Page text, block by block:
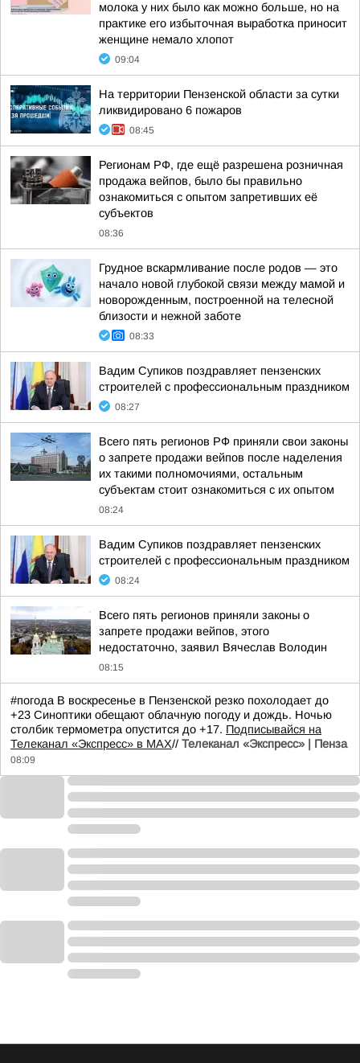
молока у них было как можно больше, но на
практике его избыточная выработка приносит
женщине немало хлопот
09:04
На территории Пензенской области за сутки
ликвидировано 6 пожаров
08:45
Регионам РФ, где ещё разрешена розничная
продажа вейпов, было бы правильно
ознакомиться с опытом запретивших её
субъектов
08:36
Грудное вскармливание после родов — это
начало новой глубокой связи между мамой и
новорожденным, построенной на телесной
близости и нежной заботе
08:33
Вадим Супиков поздравляет пензенских
строителей с профессиональным праздником
08:27
Всего пять регионов РФ приняли свои законы
о запрете продажи вейпов после наделения
их такими полномочиями, остальным
субъектам стоит ознакомиться с их опытом
08:24
Вадим Супиков поздравляет пензенских
строителей с профессиональным праздником
08:24
Всего пять регионов приняли законы о
запрете продажи вейпов, этого
недостаточно, заявил Вячеслав Володин
08:15
#погода В воскресенье в Пензенской резко похолодает до
+23 Синоптики обещают облачную погоду и дождь. Ночью
столбик термометра опустится до +17. Подписывайся на
Телеканал «Экспресс» в MAX// Телеканал «Экспресс» | Пенза
08:09